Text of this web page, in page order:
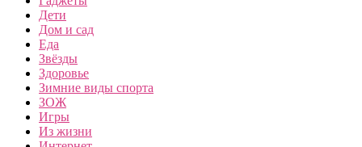
Дети
Дом и сад
Еда
Звёзды
Здоровье
Зимние виды спорта
ЗОЖ
Игры
Из жизни